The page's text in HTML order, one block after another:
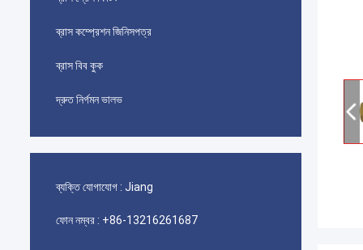
ব্রাস কম্প্রেশন জিনিসপত্র
ব্রাস বিব কুক
দ্রুত নির্গমন ভালভ
ব্যক্তি যোগাযোগ : Jiang
ফোন নম্বর : +86-13216261687